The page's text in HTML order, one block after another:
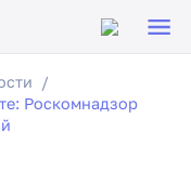
Роскомнадзор